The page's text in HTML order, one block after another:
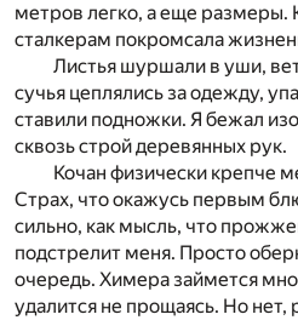
метров легко, а еще размеры.
сталкерам покромсала
Листья шуршали в уши,
сучья цеплялись за одежду,
ставили подножки. Я бежал
сквозь строй деревянных рук.
Кочан физически крепче
Страх, что окажусь первым
сильно, как мысль, что
подстрелит меня. Просто
очередь. Химера займется
удалится не прощаясь. Но нет,